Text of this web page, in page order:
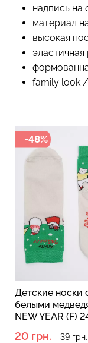
надпись на
материал
высокая
эластичная
family look /
-48%
Детские носки
белыми
NEW YEAR (F)
20 грн. 39 грн.
(черный) Giulia
299 грн.499 грн.